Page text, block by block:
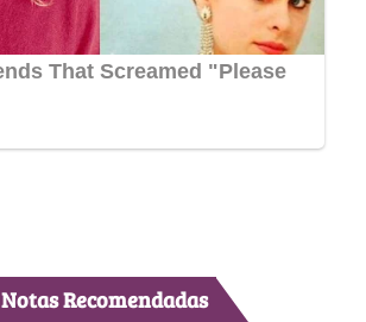
Notas Recomendadas